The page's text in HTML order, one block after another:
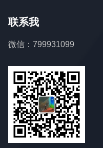
联系我
微信：799931099